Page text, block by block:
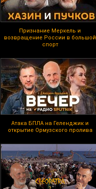
Признание Меркель и
возвращение России в большой
спорт
Атака БПЛА на Геленджик и
открытие Ормузского пролива